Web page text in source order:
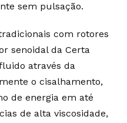
sem pulsação.
com rotores
senoidal da Certa
através da
o cisalhamento,
de energia em até
de alta viscosidade,